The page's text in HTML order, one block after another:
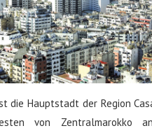
die Hauptstadt der Region
von Zentralmarokko